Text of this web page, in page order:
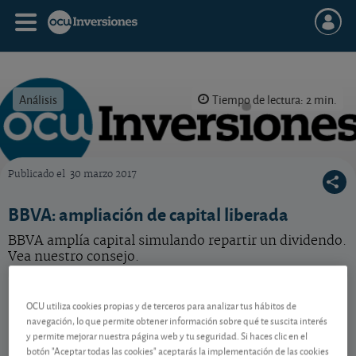
Análisis Tiempo de lectura: 2 min.
Publicado el 30 marzo 2017
BBVA: ampliación de capital liberada
BBVA amplía capital simulando repartir un dividendo.
Vea nuestro consejo.
ES0113211835
07/08/2026 Madrid
0,01 EUR (0,04 %)
OCU utiliza cookies propias y de terceros para analizar tus hábitos de
navegación, lo que permite obtener información sobre qué te suscita interés
y permite mejorar nuestra página web y tu seguridad. Si haces clic en el
botón "Aceptar todas las cookies" aceptarás la implementación de las cookies